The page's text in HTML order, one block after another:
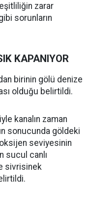
zarar
sorunların
KAPANIYOR
birinin gölü denize
olduğu belirtildi.
kanalın zaman
sonucunda göldeki
seviyesinin
sucul canlı
sivrisinek